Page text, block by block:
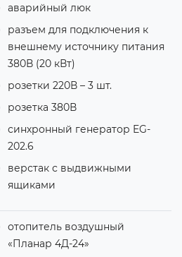
аварийный люк
разъем для подключения к
внешнему источнику питания
380В (20 кВт)
розетки 220В – 3 шт.
розетка 380В
синхронный генератор EG-
202.6
верстак с выдвижными
ящиками
отопитель воздушный
«Планар 4Д-24»